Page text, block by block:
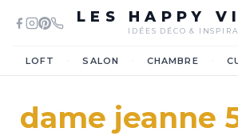
LES HAPPY
IDÉES DÉCO &
LOFT SALON CHAMBRE
dame jeanne